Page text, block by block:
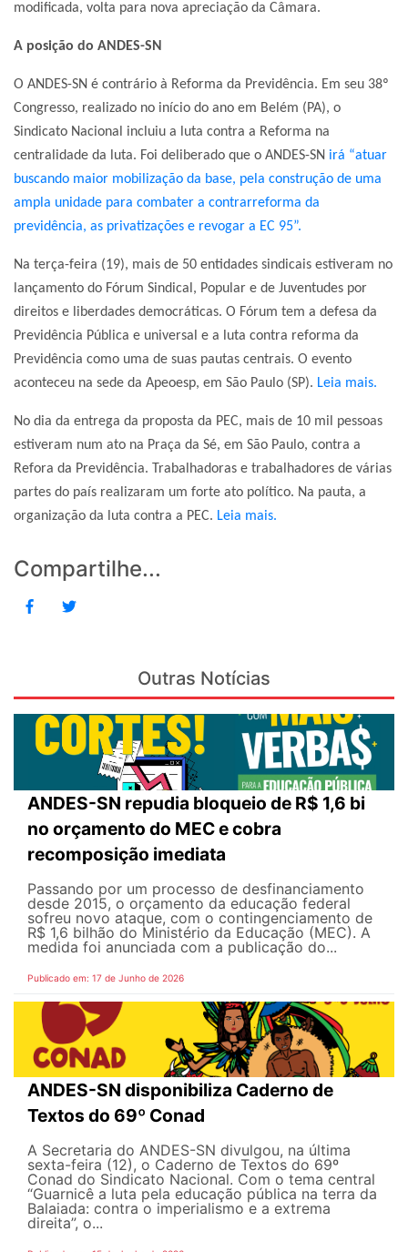
modificada, volta para nova apreciação da Câmara.
A posição do ANDES-SN
O ANDES-SN é contrário à Reforma da Previdência. Em seu 38º
Congresso, realizado no início do ano em Belém (PA), o
Sindicato Nacional incluiu a luta contra a Reforma na
centralidade da luta. Foi deliberado que o ANDES-SN irá “atuar
buscando maior mobilização da base, pela construção de uma
ampla unidade para combater a contrarreforma da
previdência, as privatizações e revogar a EC 95”.
Na terça-feira (19), mais de 50 entidades sindicais estiveram no
lançamento do Fórum Sindical, Popular e de Juventudes por
direitos e liberdades democráticas. O Fórum tem a defesa da
Previdência Pública e universal e a luta contra reforma da
Previdência como uma de suas pautas centrais. O evento
aconteceu na sede da Apeoesp, em São Paulo (SP). Leia mais.
No dia da entrega da proposta da PEC, mais de 10 mil pessoas
estiveram num ato na Praça da Sé, em São Paulo, contra a
Refora da Previdência. Trabalhadoras e trabalhadores de várias
partes do país realizaram um forte ato político. Na pauta, a
organização da luta contra a PEC. Leia mais.
Compartilhe...
Outras Notícias
ANDES-SN repudia bloqueio de R$ 1,6 bi
no orçamento do MEC e cobra
recomposição imediata
Passando por um processo de desfinanciamento
desde 2015, o orçamento da educação federal
sofreu novo ataque, com o contingenciamento de
R$ 1,6 bilhão do Ministério da Educação (MEC). A
medida foi anunciada com a publicação do...
Publicado em: 17 de Junho de 2026
ANDES-SN disponibiliza Caderno de
Textos do 69º Conad
A Secretaria do ANDES-SN divulgou, na última
sexta-feira (12), o Caderno de Textos do 69º
Conad do Sindicato Nacional. Com o tema central
“Guarnicê a luta pela educação pública na terra da
Balaiada: contra o imperialismo e a extrema
direita”, o...